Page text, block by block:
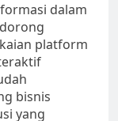
dalam
platform
bisnis
yang